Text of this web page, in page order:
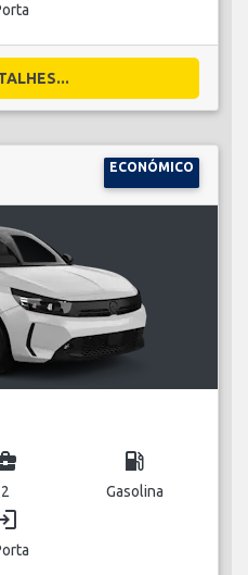
ECONÓMICO
2
local_gas_station
Gasolina